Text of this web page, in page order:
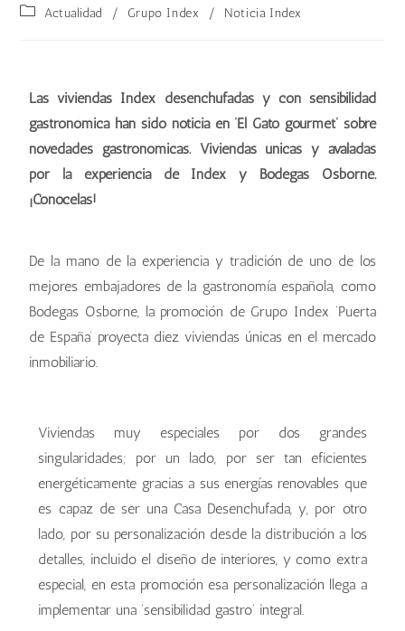
Actualidad
/ Grupo Index / Noticia Index
Las viviendas Index desenchufadas y con sensibilidad
gastronómica han sido noticia en ‘El Gato gourmet’ sobre
novedades gastronómicas. Viviendas únicas y avaladas
por la experiencia de Index y Bodegas Osborne.
¡Conócelas!
De la mano de la experiencia y tradición de uno de los
mejores embajadores de la gastronomía española, como
Bodegas Osborne, la promoción de Grupo Index ‘Puerta
de España’ proyecta diez viviendas únicas en el mercado
inmobiliario.
Viviendas muy especiales por dos grandes
singularidades; por un lado, por ser tan eficientes
energéticamente gracias a sus energías renovables que
es capaz de ser una Casa Desenchufada, y, por otro
lado, por su personalización desde la distribución a los
detalles, incluido el diseño de interiores, y como extra
especial, en esta promoción esa personalización llega a
implementar una ‘sensibilidad gastro’ integral.